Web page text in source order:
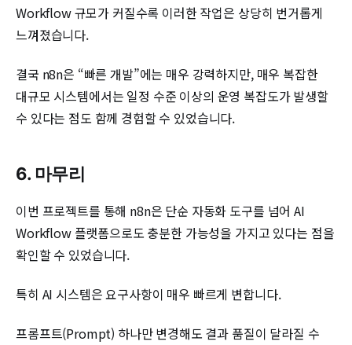
Workflow 규모가 커질수록 이러한 작업은 상당히 번거롭게
느껴졌습니다.
결국 n8n은 “빠른 개발”에는 매우 강력하지만, 매우 복잡한
대규모 시스템에서는 일정 수준 이상의 운영 복잡도가 발생할
수 있다는 점도 함께 경험할 수 있었습니다.
6. 마무리
이번 프로젝트를 통해 n8n은 단순 자동화 도구를 넘어 AI
Workflow 플랫폼으로도 충분한 가능성을 가지고 있다는 점을
확인할 수 있었습니다.
특히 AI 시스템은 요구사항이 매우 빠르게 변합니다.
프롬프트(Prompt) 하나만 변경해도 결과 품질이 달라질 수